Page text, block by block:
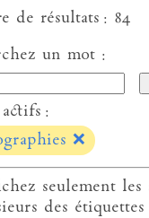
de résultats : 84
un mot :
:
❌
seulement
des étiquettes